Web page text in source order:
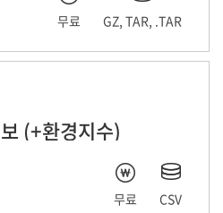
무료 GZ, TAR, .TAR
(+환경지수)
무료 CSV